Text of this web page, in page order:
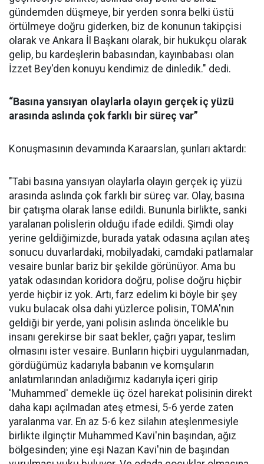
gündemden düşmeye, bir yerden sonra belki üstü
örtülmeye doğru giderken, biz de konunun takipçisi
olarak ve Ankara İl Başkanı olarak, bir hukukçu olarak
gelip, bu kardeşlerin babasından, kayınbabası olan
İzzet Bey'den konuyu kendimiz de dinledik." dedi.
“Basına yansıyan olaylarla olayın gerçek iç yüzü
arasında aslında çok farklı bir süreç var”
Konuşmasının devamında Karaarslan, şunları aktardı:
"Tabi basına yansıyan olaylarla olayın gerçek iç yüzü
arasında aslında çok farklı bir süreç var. Olay, basına
bir çatışma olarak lanse edildi. Bununla birlikte, sanki
yaralanan polislerin olduğu ifade edildi. Şimdi olay
yerine geldiğimizde, burada yatak odasına açılan ateş
sonucu duvarlardaki, mobilyadaki, camdaki patlamalar
vesaire bunlar bariz bir şekilde görünüyor. Ama bu
yatak odasından koridora doğru, polise doğru hiçbir
yerde hiçbir iz yok. Artı, farz edelim ki böyle bir şey
vuku bulacak olsa dahi yüzlerce polisin, TOMA'nın
geldiği bir yerde, yani polisin aslında öncelikle bu
insanı gerekirse bir saat bekler, çağrı yapar, teslim
olmasını ister vesaire. Bunların hiçbiri uygulanmadan,
gördüğümüz kadarıyla babanın ve komşuların
anlatımlarından anladığımız kadarıyla içeri girip
'Muhammed' demekle üç özel harekat polisinin direkt
daha kapı açılmadan ateş etmesi, 5-6 yerde zaten
yaralanma var. En az 5-6 kez silahın ateşlenmesiyle
birlikte ilginçtir Muhammed Kavi'nin başından, ağız
bölgesinden; yine eşi Nazan Kavi'nin de başından